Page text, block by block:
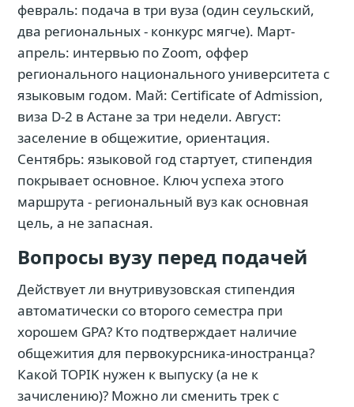
февраль: подача в три вуза (один сеульский,
два региональных - конкурс мягче). Март-
апрель: интервью по Zoom, оффер
регионального национального университета с
языковым годом. Май: Certificate of Admission,
виза D-2 в Астане за три недели. Август:
заселение в общежитие, ориентация.
Сентябрь: языковой год стартует, стипендия
покрывает основное. Ключ успеха этого
маршрута - региональный вуз как основная
цель, а не запасная.
Вопросы вузу перед подачей
Действует ли внутривузовская стипендия
автоматически со второго семестра при
хорошем GPA? Кто подтверждает наличие
общежития для первокурсника-иностранца?
Какой TOPIK нужен к выпуску (а не к
зачислению)? Можно ли сменить трек с